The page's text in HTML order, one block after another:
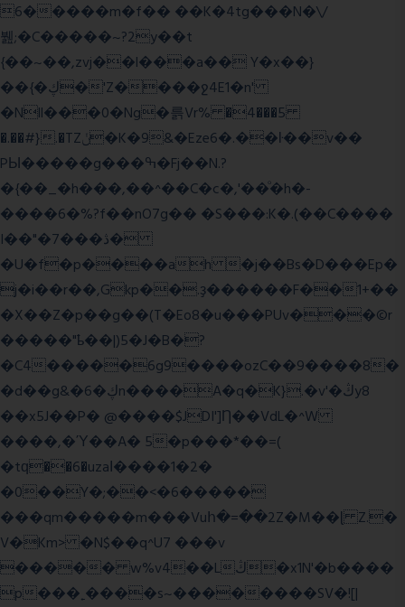
6�����m�f�� ��K�4tg���N�\/
뷆;�C�����~?2y��t
{��~��,zvj��l���a�� Y�x��}
��{�ڮ�'Z����ջ4E1�n'
�Nll���0�Ng�륽Vr% �4���5
�.��#}.�TZݩ�K�9&�Eze6�.��ŀ��v��
PЫ�����g���ߒ�Fj��N.?
�{��_�h���,��^��C�c�,'��ͦ�h�-
����6�%?f��nO7 g�� �S���:K�.(��C����
I��"�7 ���ڎ�
�U�f�p����ah �j��Bs�D���Ep�
j�i��r��,Gkp��.ҙ������F��1+��
�X��Z�p��g��(T�Eo8�u���PUv���©r
�����"ҍ��|)5�J�B�?
�C4�����6g9����ozC��9����8�
�d��g&�6�ڮn����A�q�K}.�v'�ڭy8
��x5J��P� @����$JDI']Ƞ��VdL�^W
����,�Ύ��A� 5�p���*��=(
�tԛ��6�uzaІ����1�2�
�0��Y�;��<�6�����
���qm�����m���Vuհ�=��2Z�M��ɭ Z.�
V�Km> �N$��q^U7 ���v
����� w%v4��Lڭ�x1N'�b����
p���˿����s~��������SV�![|